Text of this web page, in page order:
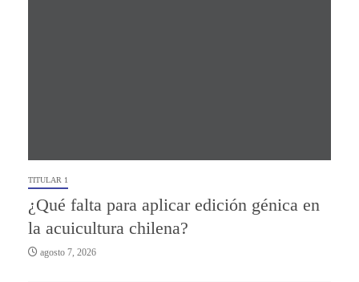
TITULAR 1
¿Qué falta para aplicar edición génica en
la acuicultura chilena?
agosto 7, 2026